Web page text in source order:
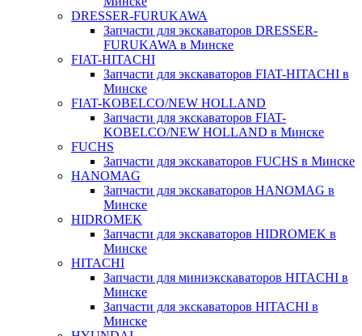
DRESSER-FURUKAWA
Запчасти для экскаваторов DRESSER-
FURUKAWA в Минске
FIAT-HITACHI
Запчасти для экскаваторов FIAT-HITACHI в
Минске
FIAT-KOBELCO/NEW HOLLAND
Запчасти для экскаваторов FIAT-
KOBELCO/NEW HOLLAND в Минске
FUCHS
Запчасти для экскаваторов FUCHS в Минске
HANOMAG
Запчасти для экскаваторов HANOMAG в
Минске
HIDROMEK
Запчасти для экскаваторов HIDROMEK в
Минске
HITACHI
Запчасти для миниэкскаваторов HITACHI в
Минске
Запчасти для экскаваторов HITACHI в
Минске